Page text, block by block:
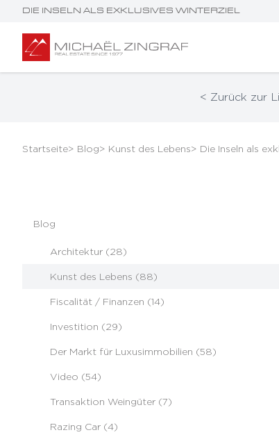
DIE INSELN ALS EXKLUSIVES WINTERZIEL
< Zurück zur
Startseite> Blog> Kunst des Lebens> Die Inseln als
Blog
Architektur (28)
Kunst des Lebens (88)
Fiscalität / Finanzen (14)
Investition (29)
Der Markt für Luxusimmobilien (58)
Video (54)
Transaktion Weingüter (7)
Razing Car (4)